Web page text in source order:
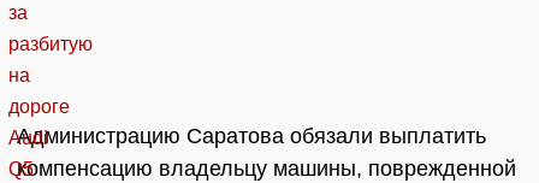
Администрацию Саратова обязали выплатить
компенсацию владельцу машины, поврежденной